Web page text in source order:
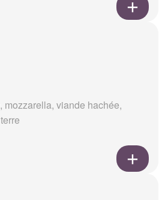
mozzarella, viande hachée,